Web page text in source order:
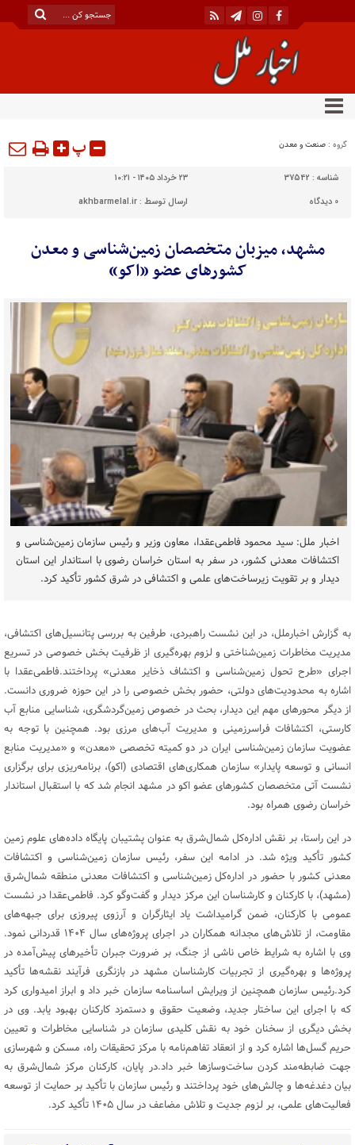
گروه : صنعت و معدن پ
شناسه : 37542
۲۳ خرداد ۱۴۰۵ - ۱۰:۲۱
0 دیدگاه ارسال توسط :akhbarmelal.ir
مشهد، میزبان متخصصان زمین‌شناسی و معدن
کشورهای عضو «اکو»
اخبار ملل: سید محمود فاطمی‌عقدا، معاون وزیر و رئیس سازمان زمین‌شناسی و
اکتشافات معدنی کشور، در سفر به استان خراسان رضوی با استاندار این استان
دیدار و بر تقویت زیرساخت‌های علمی و اکتشافی در شرق کشور تأکید کرد.
به گزارش اخبارملل، در این نشست راهبردی، طرفین به بررسی پتانسیل‌های اکتشافی،
مدیریت مخاطرات زمین‌شناختی و لزوم بهره‌گیری از ظرفیت بخش خصوصی در تسریع
اجرای «طرح تحول زمین‌شناسی و اکتشاف ذخایر معدنی» پرداختند.فاطمی‌عقدا با
اشاره به محدودیت‌های دولتی، حضور بخش خصوصی را در این حوزه ضروری دانست.
از دیگر محورهای مهم این دیدار، بحث در خصوص زمین‌گردشگری، شناسایی منابع آب
کارستی، اکتشافات فراسرزمینی و مدیریت آب‌های مرزی بود. همچنین با توجه به
عضویت سازمان زمین‌شناسی ایران در دو کمیته تخصصی «معدن» و «مدیریت منابع
انسانی و توسعه پایدار» سازمان همکاری‌های اقتصادی (اکو)، برنامه‌ریزی برای برگزاری
نشست آتی متخصصان کشورهای عضو اکو در مشهد انجام شد که با استقبال استاندار
خراسان رضوی همراه بود.
در این راستا، بر نقش اداره‌کل شمال‌شرق به عنوان پشتیبان پایگاه داده‌های علوم زمین
کشور تأکید ویژه شد. در ادامه این سفر، رئیس سازمان زمین‌شناسی و اکتشافات
معدنی کشور با حضور در اداره‌کل زمین‌شناسی و اکتشافات معدنی منطقه شمال‌شرق
(مشهد)، با کارکنان و کارشناسان این مرکز دیدار و گفت‌وگو کرد. فاطمی‌عقدا در نشست
عمومی با کارکنان، ضمن گرامیداشت یاد ایثارگران و آرزوی پیروزی برای جبهه‌های
مقاومت، از تلاش‌های مجدانه همکاران در اجرای پروژه‌های سال ۱۴۰۴ قدردانی نمود.
وی با اشاره به شرایط خاص ناشی از جنگ، بر ضرورت جبران تأخیرهای پیش‌آمده در
پروژه‌ها و بهره‌گیری از تجربیات کارشناسان مشهد در بازنگری فرآیند نقشه‌ها تأکید
کرد.رئیس سازمان همچنین از ویرایش اساسنامه سازمان خبر داد و ابراز امیدواری کرد
که با اجرای این ساختار جدید، وضعیت حقوق و دستمزد کارکنان بهبود یابد. وی در
بخش دیگری از سخنان خود به نقش کلیدی سازمان در شناسایی مخاطرات و تعیین
حریم گسل‌ها اشاره کرد و از انعقاد تفاهم‌نامه با مرکز تحقیقات راه، مسکن و شهرسازی
جهت ضابطه‌مند کردن ساخت‌وسازها خبر داد.در پایان، کارکنان مرکز شمال‌شرق به
بیان دغدغه‌ها و چالش‌های خود پرداختند و رئیس سازمان با تأکید بر حمایت از توسعه
فعالیت‌های علمی، بر لزوم جدیت و تلاش مضاعف در سال ۱۴۰۵ تأکید کرد.